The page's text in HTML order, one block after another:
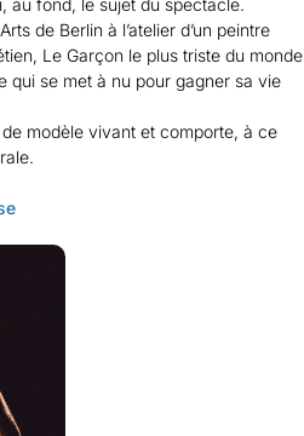
au fond, le sujet du spectacle.
de Berlin à l’atelier d’un peintre
Le Garçon le plus triste du monde
qui se met à nu pour gagner sa vie
modèle vivant et comporte, à ce